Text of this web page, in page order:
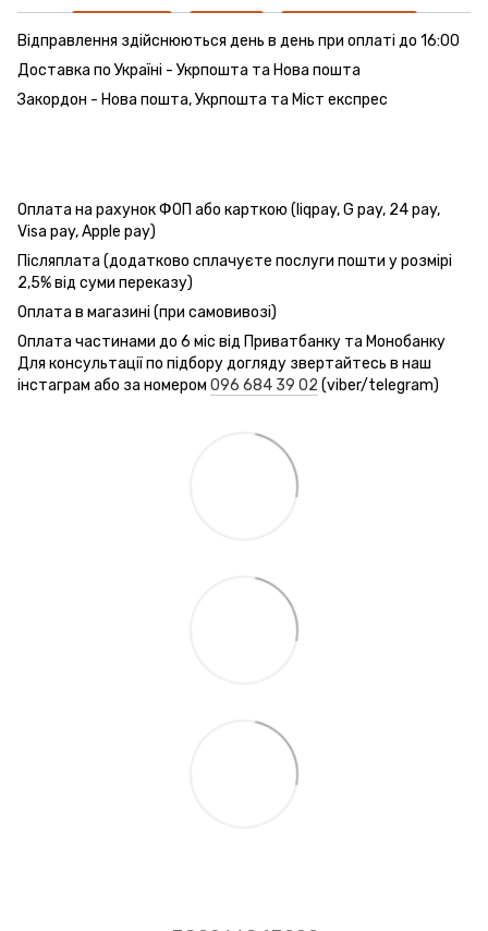
Відправлення здійснюються день в день при оплаті до 16:00
Доставка по Україні - Укрпошта та Нова пошта
Закордон - Нова пошта, Укрпошта та Міст експрес
Оплата на рахунок ФОП або карткою (liqpay, G pay, 24 pay,
Visa pay, Apple pay)
Післяплата (додатково сплачуєте послуги пошти у розмірі
2,5% від суми переказу)
Оплата в магазині (при самовивозі)
Оплата частинами до 6 міс від Приватбанку та Монобанку
Для консультації по підбору догляду звертайтесь в наш
інстаграм або за номером 096 684 39 02 (viber/telegram)